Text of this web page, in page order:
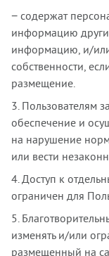
− содержат
информацию
информацию, и/или
собственности,
размещение.
3. Пользователям
обеспечение и
на нарушение
или вести
4. Доступ к
ограничен для
5.
изменять и/или
размещенный на